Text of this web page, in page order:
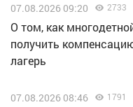
07.08.2026 09:20 2733
О том, как
получить
лагерь
07.08.2026 08:46 1791